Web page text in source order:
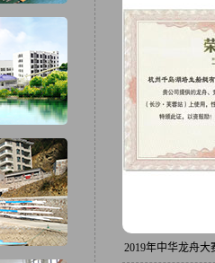
2019年中华龙舟